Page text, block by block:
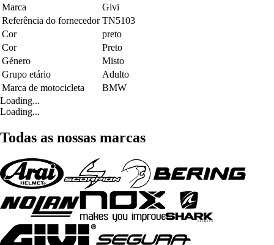
Marca
Givi
Referência do fornecedor TN5103
Cor
preto
Cor
Preto
Género
Misto
Grupo etário
Adulto
Marca de motocicleta
BMW
Loading...
Loading...
Todas as nossas marcas